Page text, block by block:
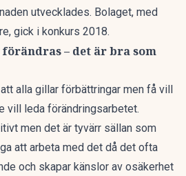
utvecklades. Bolaget, med
gick i konkurs 2018.
– det är bra som
alla gillar förbättringar men få vill
vill leda förändringsarbetet.
men det är tyvärr sällan som
att arbeta med det då det ofta
och skapar känslor av osäkerhet